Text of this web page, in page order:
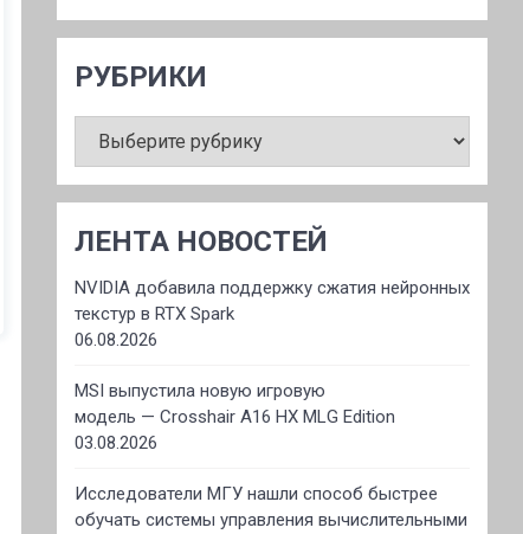
РУБРИКИ
ЛЕНТА НОВОСТЕЙ
NVIDIA добавила поддержку сжатия нейронных
текстур в RTX Spark
06.08.2026
MSI выпустила новую игровую
модель — Crosshair A16 HX MLG Edition
03.08.2026
Исследователи МГУ нашли способ быстрее
обучать системы управления вычислительными